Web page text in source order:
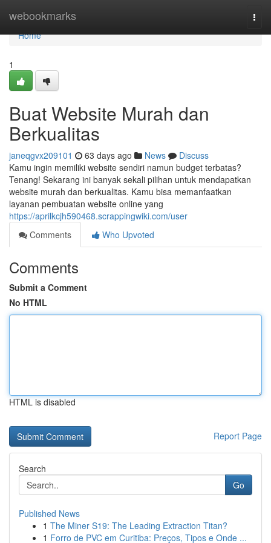
webookmarks
Home
Home
1
Buat Website Murah dan
Berkualitas
janeqgvx209101 63 days ago News
Discuss
Kamu ingin memiliki website sendiri namun budget terbatas?
Tenang! Sekarang ini banyak sekali pilihan untuk mendapatkan
website murah dan berkualitas. Kamu bisa memanfaatkan
layanan pembuatan website online yang
https://aprilkcjh590468.scrappingwiki.com/user
Comments
Who Upvoted
Comments
Submit a Comment
No HTML
HTML is disabled
Report Page
Search
Go
Published News
1 The Miner S19: The Leading Extraction Titan?
1 Forro de PVC em Curitiba: Preços, Tipos e Onde ...